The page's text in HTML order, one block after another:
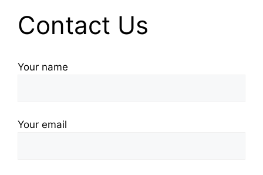
Contact Us
Your name
Your email